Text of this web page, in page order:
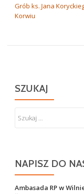
NAWIGACJA
WPISU
Grób ks. Jana
Korwiu
SZUKAJ
NAPISZ DO
Ambasada RP w